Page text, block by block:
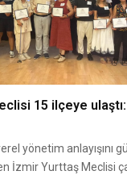
15 ilçeye
yönetim anlayışını
İzmir Yurttaş Meclisi